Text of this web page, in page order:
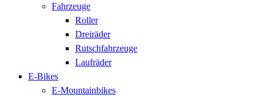
Fahrzeuge
Roller
Dreiräder
Rutschfahrzeuge
Laufräder
E-Bikes
E-Mountainbikes